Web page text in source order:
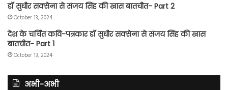
डॉ सुधीर सक्सेना से संजय सिंह की खास बातचीत- Part 2
October 13, 2024
देश के चर्चित कवि-पत्रकार डॉ सुधीर सक्सेना से संजय सिंह की खास
बातचीत- Part 1
October 13, 2024
अभी-अभी